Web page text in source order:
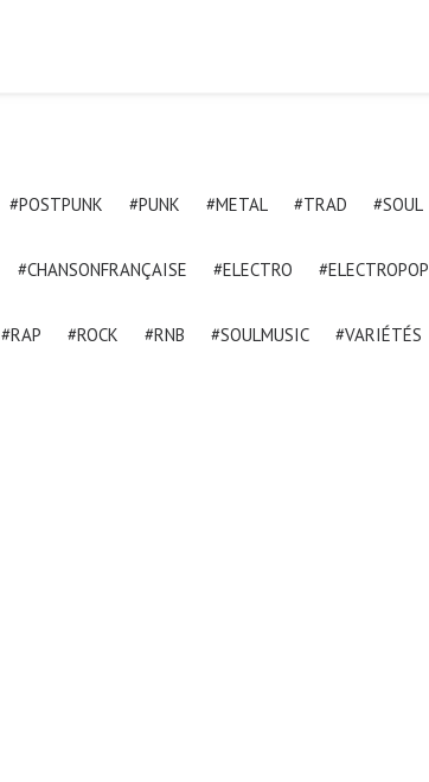
#POSTPUNK #PUNK #METAL #TRAD #SOUL
#CHANSONFRANÇAISE #ELECTRO #ELECTROPOP
#RAP #ROCK #RNB #SOULMUSIC #VARIÉTÉS